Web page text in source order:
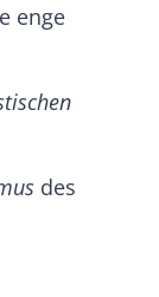
enge
des